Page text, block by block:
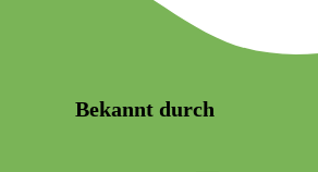
Bekannt durch